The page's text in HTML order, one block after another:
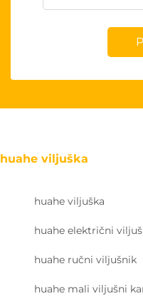
huahe viljuška
huahe viljuška
huahe električni
huahe ručni viljušnik
huahe mali viljušni